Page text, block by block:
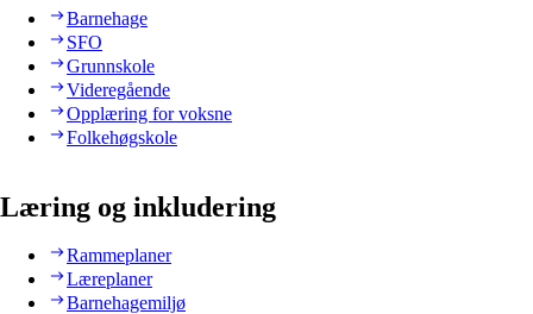
Barnehage
SFO
Grunnskole
Videregående
Opplæring for voksne
Folkehøgskole
Læring og inkludering
Rammeplaner
Læreplaner
Barnehagemiljø